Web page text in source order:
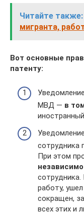
Читайте также:
мигранта,
Вот основные
патенту:
МВД — в
сотрудника
При этом
работу,
сокращен,
всех этих и